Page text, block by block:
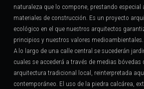
naturaleza que lo compone, prestando especial
materiales de construcción. Es un proyecto
ecológico en el que nuestros arquitectos
principios y nuestros valores medioambientales.
A lo largo de una calle central se sucederán
cuales se accederá a través de medias bóvedas
arquitectura tradicional local, reinterpretada
contemporáneo. El uso de la piedra calcárea,